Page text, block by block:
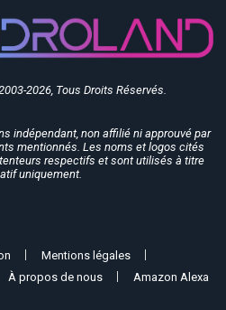
2026, Tous Droits Réservés.
indépendant, non affilié ni approuvé par
mentionnés. Les noms et logos cités
respectifs et sont utilisés à titre
uniquement.
Mentions légales
À propos de nous Amazon Alexa